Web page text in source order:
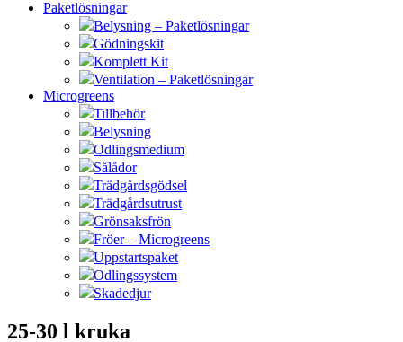
Paketlösningar
Belysning – Paketlösningar
Gödningskit
Komplett Kit
Ventilation – Paketlösningar
Microgreens
Tillbehör
Belysning
Odlingsmedium
Sålådor
Trädgårdsgödsel
Trädgårdsutrust
Grönsaksfrön
Fröer – Microgreens
Uppstartspaket
Odlingssystem
Skadedjur
25-30 l kruka